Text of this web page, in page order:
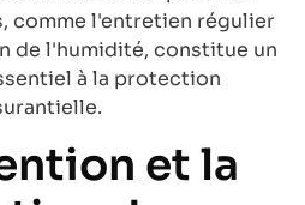
comme l'entretien régulier
de l'humidité, constitue un
à la protection
et la